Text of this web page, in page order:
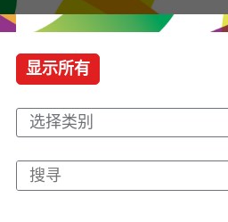
显示所有
选择类别